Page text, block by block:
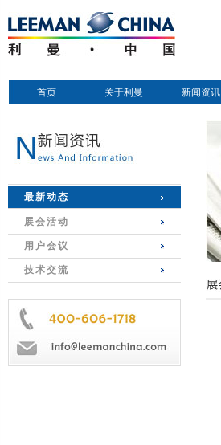
首页 关于利曼 新闻资讯
最新动态
展会活动
用户会议
技术交流